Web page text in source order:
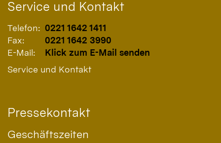
Service und Kontakt
Telefon: 0221 1642 1411
Fax:
0221 1642 3990
E-Mail:
Klick zum E-Mail senden
Service und Kontakt
Pressekontakt
Geschäftszeiten